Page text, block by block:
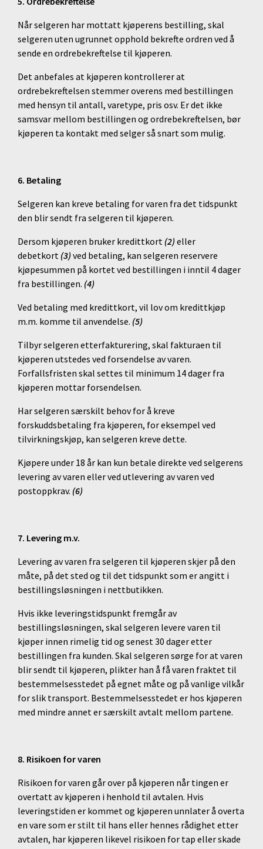
Når selgeren har mottatt kjøperens bestilling, skal
selgeren uten ugrunnet opphold bekrefte ordren ved å
sende en ordrebekreftelse til kjøperen.
Det anbefales at kjøperen kontrollerer at
ordrebekreftelsen stemmer overens med bestillingen
med hensyn til antall, varetype, pris osv. Er det ikke
samsvar mellom bestillingen og ordrebekreftelsen, bør
kjøperen ta kontakt med selger så snart som mulig.
6. Betaling
Selgeren kan kreve betaling for varen fra det tidspunkt
den blir sendt fra selgeren til kjøperen.
Dersom kjøperen bruker kredittkort (2)eller
debetkort (3)ved betaling, kan selgeren reservere
kjøpesummen på kortet ved bestillingen i inntil 4 dager
fra bestillingen. (4)
Ved betaling med kredittkort, vil lov om kredittkjøp
m.m. komme til anvendelse. (5)
Tilbyr selgeren etterfakturering, skal fakturaen til
kjøperen utstedes ved forsendelse av varen.
Forfallsfristen skal settes til minimum 14 dager fra
kjøperen mottar forsendelsen.
Har selgeren særskilt behov for å kreve
forskuddsbetaling fra kjøperen, for eksempel ved
tilvirkningskjøp, kan selgeren kreve dette.
Kjøpere under 18 år kan kun betale direkte ved selgerens
levering av varen eller ved utlevering av varen ved
postoppkrav. (6)
7. Levering m.v.
Levering av varen fra selgeren til kjøperen skjer på den
måte, på det sted og til det tidspunkt som er angitt i
bestillingsløsningen i nettbutikken.
Hvis ikke leveringstidspunkt fremgår av
bestillingsløsningen, skal selgeren levere varen til
kjøper innen rimelig tid og senest 30 dager etter
bestillingen fra kunden. Skal selgeren sørge for at varen
blir sendt til kjøperen, plikter han å få varen fraktet til
bestemmelsesstedet på egnet måte og på vanlige vilkår
for slik transport. Bestemmelsesstedet er hos kjøperen
med mindre annet er særskilt avtalt mellom partene.
8. Risikoen for varen
Risikoen for varen går over på kjøperen når tingen er
overtatt av kjøperen i henhold til avtalen. Hvis
leveringstiden er kommet og kjøperen unnlater å overta
en vare som er stilt til hans eller hennes rådighet etter
avtalen, har kjøperen likevel risikoen for tap eller skade